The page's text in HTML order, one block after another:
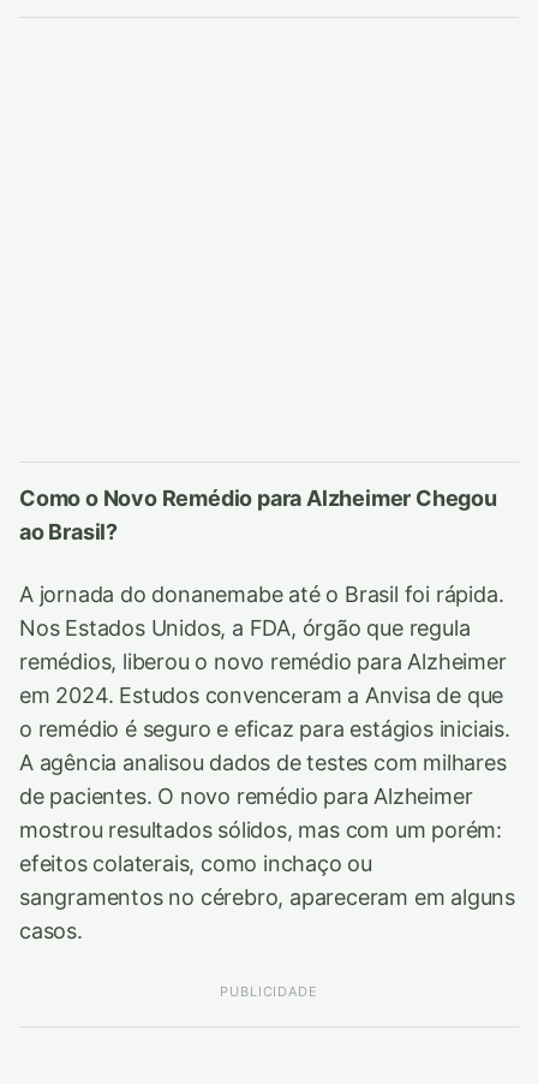
Como o Novo Remédio para Alzheimer Chegou
ao Brasil?
A jornada do donanemabe até o Brasil foi rápida.
Nos Estados Unidos, a FDA, órgão que regula
remédios, liberou o novo remédio para Alzheimer
em 2024. Estudos convenceram a Anvisa de que
o remédio é seguro e eficaz para estágios iniciais.
A agência analisou dados de testes com milhares
de pacientes. O novo remédio para Alzheimer
mostrou resultados sólidos, mas com um porém:
efeitos colaterais, como inchaço ou
sangramentos no cérebro, apareceram em alguns
casos.
PUBLICIDADE